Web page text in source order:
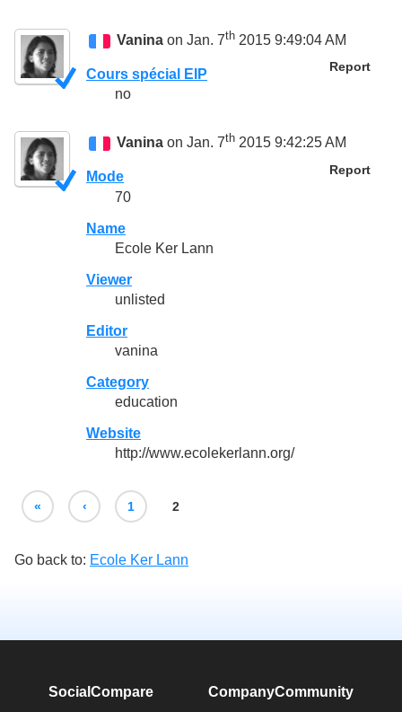
Vanina on Jan. 7th 2015 9:49:04 AM
Report
Cours spécial EIP
no
Vanina on Jan. 7th 2015 9:42:25 AM
Report
Mode
70
Name
Ecole Ker Lann
Viewer
unlisted
Editor
vanina
Category
education
Website
http://www.ecolekerlann.org/
« ‹ 1 2
Go back to: Ecole Ker Lann
SocialCompare CompanyCommunity